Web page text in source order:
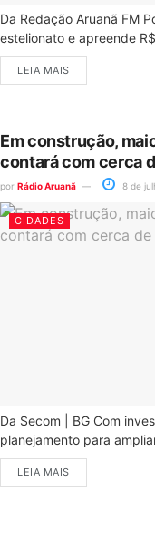
Da Redação Aruanã FM
estelionato e apreende
LEIA MAIS
Em construção,
contará com cerca
por Rádio Aruanã 8 de
CIDADES
Da Secom | BG Com
planejamento para
LEIA MAIS